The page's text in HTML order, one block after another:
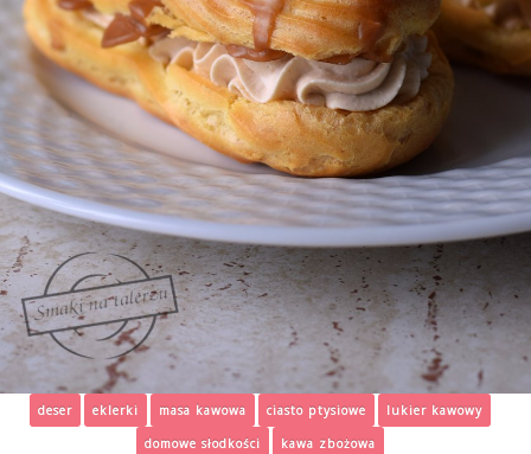
deser eklerki masa kawowa ciasto ptysiowe
lukier kawowy
domowe słodkości
kawa zbożowa